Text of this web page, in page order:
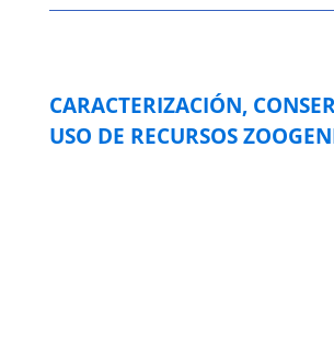
CARACTERIZACIÓN,
USO DE RECURSOS